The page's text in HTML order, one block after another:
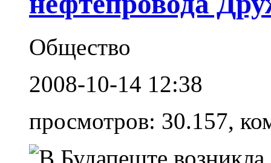
Общество
2008-10-14 12:38
просмотров: 30.157,